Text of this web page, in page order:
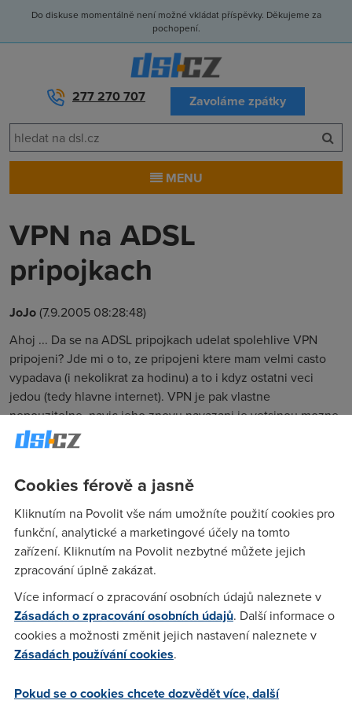
Do diskuse momentálně není možné vkládat příspěvky. Děkujeme za
pochopení.
277 270 707 Zavoláme zpátky
MENU
VPN na ADSL
pripojkach
JoJo(7.9.2005 08:28:48)
Ahoj ... Da se na ADSL pripojkach udelat spolehlive VPN
pripojeni? Jde mi o to, ze pripojeni ktere mam velmi casto
vypadava (i nekolikrat za hodinu) a to i kdyz ostatni veci
jedou (tedy hlavne internet). VPN je pak vlastne
nepouzitelne, navic jeho znovu navazani je vetsinou mozne
az po nekolika minutach. dik za odpoved.
Painkiller(7.9.2005 10:56:18)
www.hamachi.cc
Anonym(7.9.2005 11:19:27)
Hamachi pokud se nepletu jede pres nejaky server a pouziva
se kdyz nema verejnou IP adresu. Diky tomu je rychlost
pomerne mala, obcas ho pouzivam a i tam jsou vypadky na
strane prave toho serveru, pres ktery se spojeni realizuje.
VPN na ADSL pripojkach, kdyz mam na jedne strane
Cookies férově a jasně
Kliknutím na Povolit vše nám umožníte použití cookies pro
funkční, analytické a marketingové účely na tomto
zařízení. Kliknutím na Povolit nezbytné můžete jejich
zpracování úplně zakázat.
Více informací o zpracování osobních údajů naleznete v
Zásadách o zpracování osobních údajů. Další informace o
cookies a možnosti změnit jejich nastavení naleznete v
Zásadách používání cookies.
Pokud se o cookies chcete dozvědět více, další